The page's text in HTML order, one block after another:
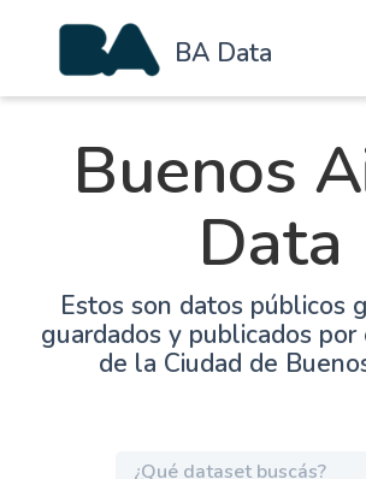
BA Data
Buenos
Data
Estos son datos públicos
guardados y publicados
de la Ciudad de